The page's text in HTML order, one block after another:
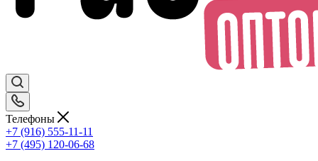
Телефоны
+7 (916) 555-11-11
+7 (495) 120-06-68